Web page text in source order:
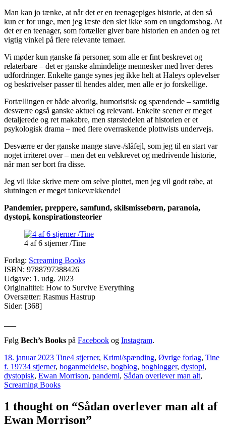
Man kan jo tænke, at når det er en teenagepiges historie, at den så
kun er for unge, men jeg læste den slet ikke som en ungdomsbog. At
det er en teenager, som fortæller giver bare historien en anden og ret
vigtig vinkel på flere relevante temaer.
Vi møder kun ganske få personer, som alle er fint beskrevet og
relaterbare – det er ganske almindelige mennesker med hver deres
udfordringer. Enkelte gange synes jeg ikke helt at Haleys oplevelser
og beskrivelser passer til hendes alder, men alle er jo forskellige.
Fortællingen er både alvorlig, humoristisk og spændende – samtidig
desværre også ganske aktuel og relevant. Enkelte scener er meget
detaljerede og ret makabre, men størstedelen af historien er et
psykologisk drama – med flere overraskende plottwists undervejs.
Desværre er der ganske mange stave-/slåfejl, som jeg til en start var
noget irriteret over – men det en velskrevet og medrivende historie,
når man ser bort fra disse.
Jeg vil ikke skrive mere om selve plottet, men jeg vil godt røbe, at
slutningen er meget tankevækkende!
Pandemier, preppere, samfund, skilsmissebørn, paranoia,
dystopi, konspirationsteorier
4 af 6 stjerner /Tine
Forlag: Screaming Books
ISBN: 9788797388426
Udgave: 1. udg. 2023
Originaltitel: How to Survive Everything
Oversætter: Rasmus Hastrup
Sider: [368]
Følg Bech’s Books på Facebook og Instagram.
18. januar 2023 Tine4 stjerner, Krimi/spænding, Øvrige forlag, Tine
f. 19734 stjerner, boganmeldelse, bogblog, bogblogger, dystopi,
dystopisk, Ewan Morrison, pandemi, Sådan overlever man alt,
Screaming Books
1 thought on “Sådan overlever man alt af
Ewan Morrison”